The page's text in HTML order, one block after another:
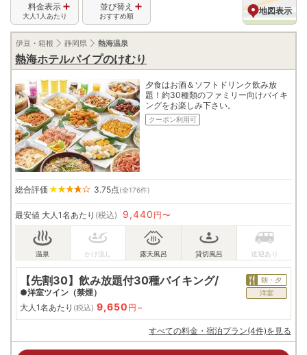
地図表示
並び替え
おすすめ順
料金表示
大人1人あたり
伊豆・箱根 静岡県 熱海温泉
熱海ホテルパイプのけむり
夕食はお酒＆ソフトドリンク飲み放
題！約30種類のファミリー向けバイキ
ングをお楽しみ下さい。
クーポン利用可
総合評価 3.75点(全176件)
最安値 大人1名あたり (税込) 9,440 円〜
【先割30】飲み放題付30種バイキング/
●洋室ツイン（禁煙）
朝・夕
洋室
大人1名あたり (税込) 9,650 円~
すべての料金・宿泊プラン(4件)を見る